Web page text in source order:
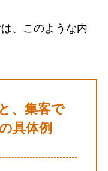
、このような内
、集客で
具体例